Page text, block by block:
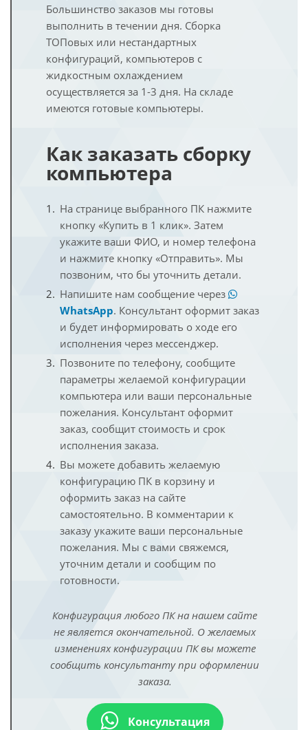
Большинство заказов мы готовы
выполнить в течении дня. Сборка
ТОПовых или нестандартных
конфигураций, компьютеров с
жидкостным охлаждением
осуществляется за 1-3 дня. На складе
имеются готовые компьютеры.
Как заказать сборку
компьютера
На странице выбранного ПК нажмите
кнопку «Купить в 1 клик». Затем
укажите ваши ФИО, и номер телефона
и нажмите кнопку «Отправить». Мы
позвоним, что бы уточнить детали.
Напишите нам сообщение через
WhatsApp. Консультант оформит заказ
и будет информировать о ходе его
исполнения через мессенджер.
Позвоните по телефону, сообщите
параметры желаемой конфигурации
компьютера или ваши персональные
пожелания. Консультант оформит
заказ, сообщит стоимость и срок
исполнения заказа.
Вы можете добавить желаемую
конфигурацию ПК в корзину и
оформить заказ на сайте
самостоятельно. В комментарии к
заказу укажите ваши персональные
пожелания. Мы с вами свяжемся,
уточним детали и сообщим по
готовности.
Конфигурация любого ПК на нашем сайте
не является окончательной. О желаемых
изменениях конфигурации ПК вы можете
сообщить консультанту при оформлении
заказа.
Консультация